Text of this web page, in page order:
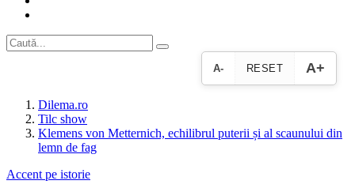
A- RESET A+
Dilema.ro
Tilc show
Klemens von Metternich, echilibrul puterii și al scaunului din
lemn de fag
Accent pe istorie